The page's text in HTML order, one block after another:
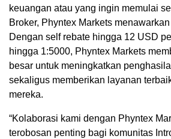
keuangan atau yang ingin memulai
Broker, Phyntex Markets
Dengan self rebate hingga 12 USD
hingga 1:5000, Phyntex Markets
besar untuk meningkatkan
sekaligus memberikan layanan
mereka.
“Kolaborasi kami dengan Phyntex
terobosan penting bagi komunitas